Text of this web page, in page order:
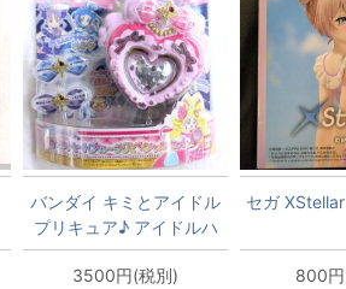
バンダイ キミとアイドル
プリキュア♪ アイドルハ
ートブローチスペシャル
セット
3500円(税別)
セガ
800